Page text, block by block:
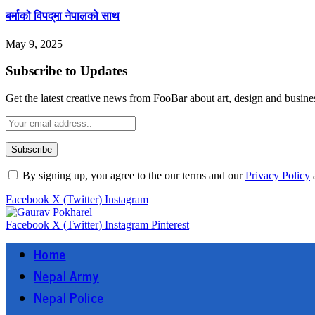
बर्माको विपद्‌मा नेपालको साथ
May 9, 2025
Subscribe to Updates
Get the latest creative news from FooBar about art, design and
By signing up, you agree to the our terms and ourPrivacy Policy
Facebook X (Twitter) Instagram
Facebook X (Twitter) Instagram Pinterest
Home
Nepal Army
Nepal Police